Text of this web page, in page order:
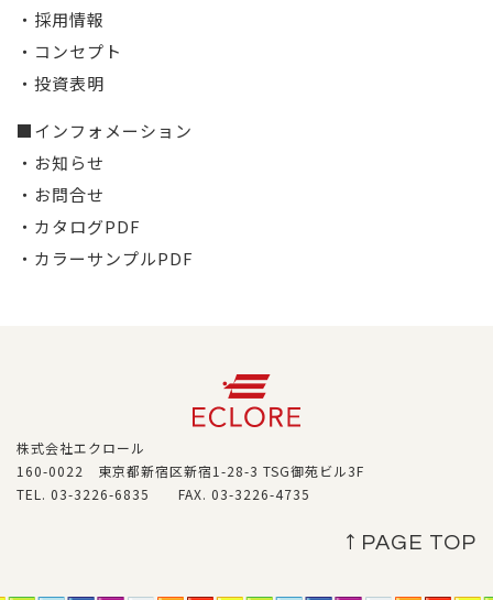
・採用情報
・コンセプト
・投資表明
■インフォメーション
・お知らせ
・お問合せ
・カタログPDF
・カラーサンプルPDF
株式会社エクロール
160-0022 東京都新宿区新宿1-28-3 TSG御苑ビル3F
TEL. 03-3226-6835 FAX. 03-3226-4735
↑ PAGE TOP